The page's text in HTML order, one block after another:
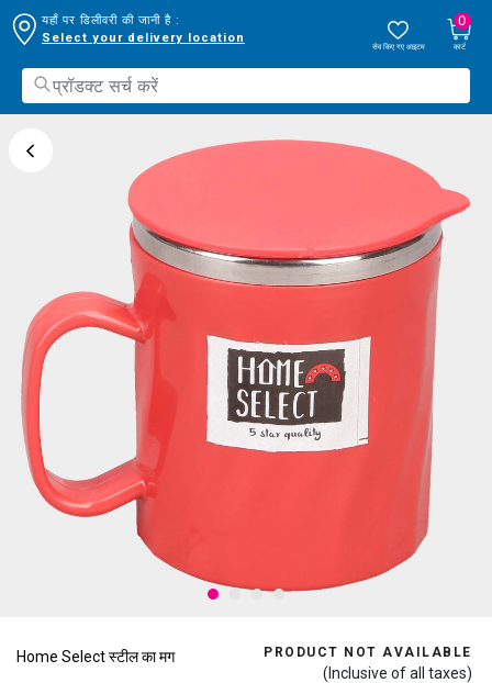
यहाँ पर डिलीवरी की जानी है :
Select your delivery location
सेव किए गए आइटम
0
कार्ट
Home Select स्टील का मग PRODUCT NOT AVAILABLE
(Inclusive of all taxes)